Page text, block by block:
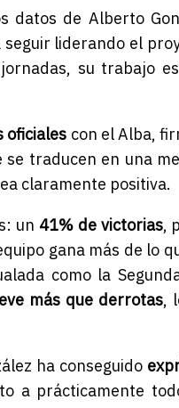
datos de Alberto
liderando el
su trabajo
oficiales con el Alba,
se traducen en una
claramente positiva.
un 41% de victorias,
gana más de lo
como la
más que derrotas,
ha conseguido
a prácticamente